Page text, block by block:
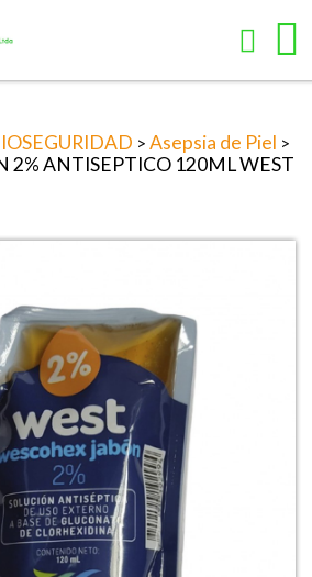
> Asepsia de Piel >
2% ANTISEPTICO 120ML WEST